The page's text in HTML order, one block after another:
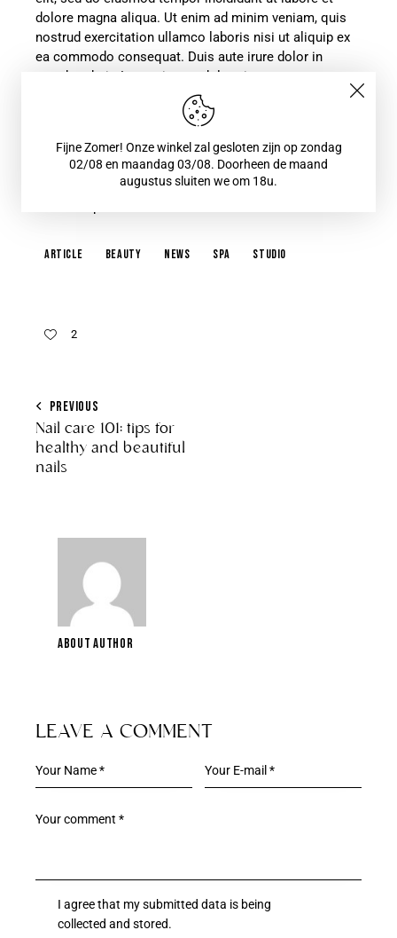
dolore magna aliqua. Ut enim ad minim veniam, quis
nostrud exercitation ullamco laboris nisi ut aliquip ex
ea commodo consequat. Duis aute irure dolor in
reprehenderit. Lorem ipsum dolor sit amet,
consectetur adipiscing elit.
Etiam vitae leo et diam pellentesque porta. Sed
eleifend ultricies risus, vel rutrum erat commodo ut.
Praesent finibus congue euismod. Nullam scelerisque
massa vel augue placerat, a tempor sem egestas.
article beauty news spa studio
2
PREVIOUS
Nail care 101: tips for
healthy and beautiful
nails
ABOUT AUTHOR
LEAVE A COMMENT
I agree that my submitted data is being
collected and stored.
Fijne Zomer! Onze winkel zal gesloten zijn op zondag
02/08 en maandag 03/08. Doorheen de maand
augustus sluiten we om 18u.